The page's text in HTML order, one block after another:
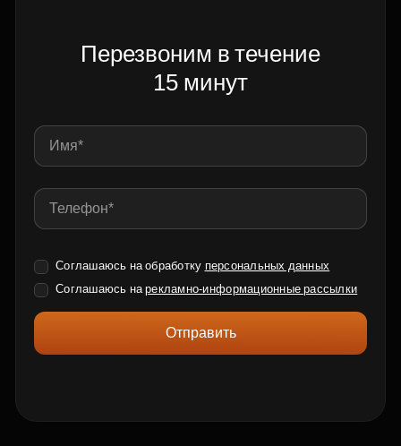
Перезвоним в течение
15 минут
Соглашаюсь на обработку персональных данных
Соглашаюсь нарекламно-информационные рассылки
Отправить